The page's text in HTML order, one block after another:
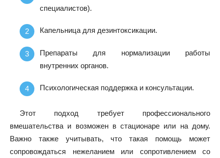
специалистов).
Капельница для дезинтоксикации.
Препараты для нормализации работы
внутренних органов.
Психологическая поддержка и консультации.
Этот подход требует профессионального
вмешательства и возможен в стационаре или на дому.
Важно также учитывать, что такая помощь может
сопровождаться нежеланием или сопротивлением со